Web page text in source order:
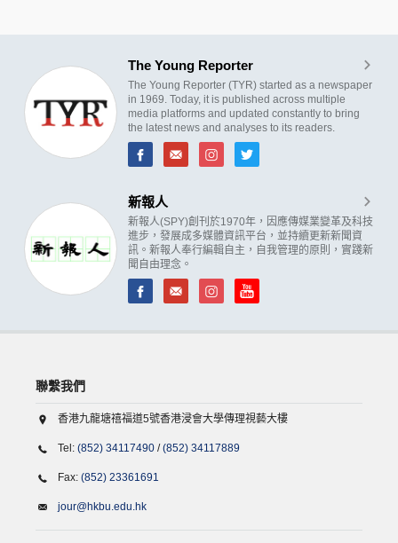
The Young Reporter
The Young Reporter (TYR) started as a newspaper
in 1969. Today, it is published across multiple
media platforms and updated constantly to bring
the latest news and analyses to its readers.
新報人
新報人(SPY)創刊於1970年，因應傳媒業變革及科技
進步，發展成多媒體資訊平台，並持續更新新聞資
訊。新報人奉行編輯自主，自我管理的原則，實踐新
聞自由理念。
聯繫我們
香港九龍塘禧福道5號香港浸會大學傳理視藝大樓
Tel: (852) 34117490 /(852) 34117889
Fax: (852) 23361691
jour@hkbu.edu.hk